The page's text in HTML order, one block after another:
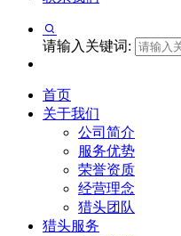
请输入关键词:
首页
关于我们
公司简介
服务优势
荣誉资质
经营理念
猎头团队
猎头服务